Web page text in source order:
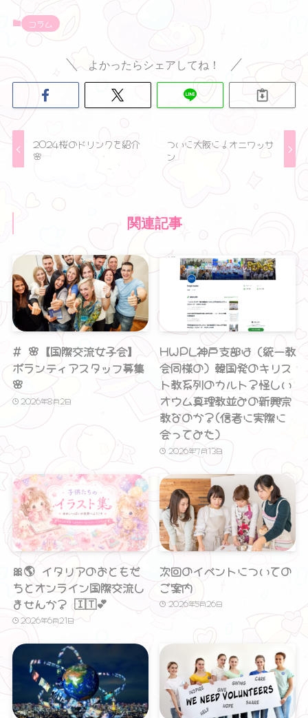
コラム
よかったらシェアしてね！
2024桜のドリンクを紹介
🌸
ついに大阪に！オニワッサ
ン
関連記事
# 🌸【国際交流女子会】
ボランティアスタッフ募集
🌸
2026年8月2日
HWPL神戸支部は（統一教
会同様の）韓国発のキリス
ト教系列のカルト？怪しい
オウム真理教並みの新興宗
教なのか？(信者に実際に
会ってみた）
2026年7月13日
🎀🌎 イタリアのおともだ
ちとオンライン国際交流し
ませんか？ 🇮🇹💕
2026年6月21日
次回のイベントについての
ご案内
2026年5月26日